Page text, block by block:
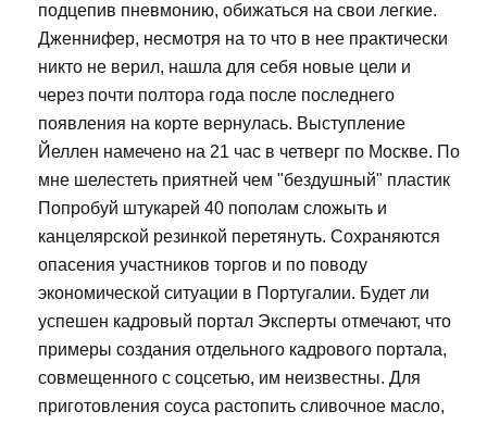
подцепив пневмонию, обижаться на свои легкие.
Дженнифер, несмотря на то что в нее практически
никто не верил, нашла для себя новые цели и
через почти полтора года после последнего
появления на корте вернулась. Выступление
Йеллен намечено на 21 час в четверг по Москве. По
мне шелестеть приятней чем "бездушный" пластик
Попробуй штукарей 40 пополам сложыть и
канцелярской резинкой перетянуть. Сохраняются
опасения участников торгов и по поводу
экономической ситуации в Португалии. Будет ли
успешен кадровый портал Эксперты отмечают, что
примеры создания отдельного кадрового портала,
совмещенного с соцсетью, им неизвестны. Для
приготовления соуса растопить сливочное масло,